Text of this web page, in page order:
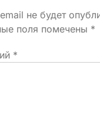
не будет
поля помечены *
*